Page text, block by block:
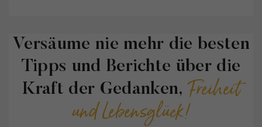
Versäume nie mehr die besten
Tipps und Berichte über die
Kraft der Gedanken, Freiheit
und Lebensglück!